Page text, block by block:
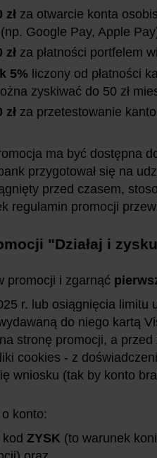
zł za otwarcie konta
Google Pay, Apple
zł za płatności portfelem
5% liczony od płatności
zyskiwać do 50 zł
zł za przetestowanie
ma być dostępna
przygotował się na
przed czasem,
regulamin promocji
"Działaj i
promocji i zgarnąć
r. lub osiągnięcia limitu
do niego kartą
stronę promocji, a
cookies - z
wniosku (tak by konto
konto:
kod ZYSK (to warunek